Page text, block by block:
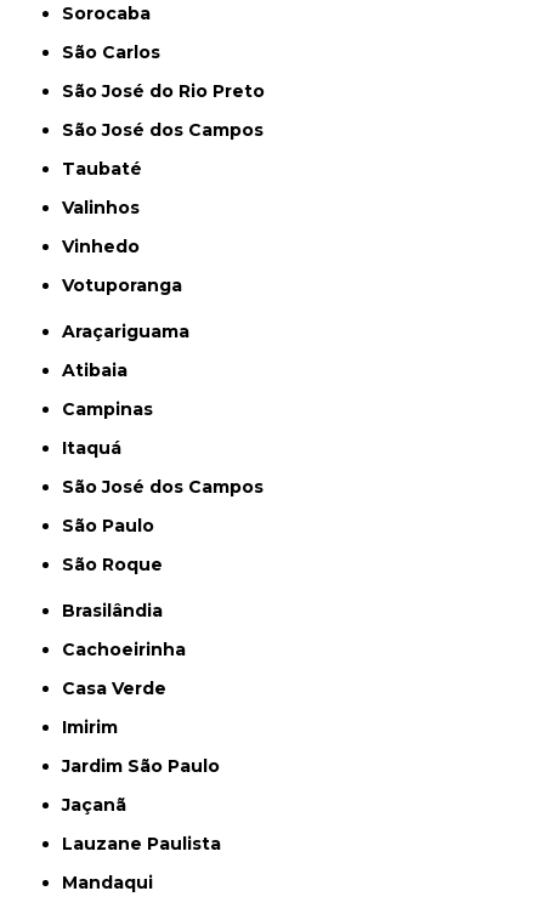
Sorocaba
São Carlos
São José do Rio Preto
São José dos Campos
Taubaté
Valinhos
Vinhedo
Votuporanga
Araçariguama
Atibaia
Campinas
Itaquá
São José dos Campos
São Paulo
São Roque
Brasilândia
Cachoeirinha
Casa Verde
Imirim
Jardim São Paulo
Jaçanã
Lauzane Paulista
Mandaqui